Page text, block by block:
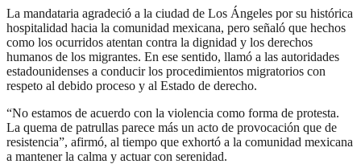
La mandataria agradeció a la ciudad de Los Ángeles por su histórica
hospitalidad hacia la comunidad mexicana, pero señaló que hechos
como los ocurridos atentan contra la dignidad y los derechos
humanos de los migrantes. En ese sentido, llamó a las autoridades
estadounidenses a conducir los procedimientos migratorios con
respeto al debido proceso y al Estado de derecho.
“No estamos de acuerdo con la violencia como forma de protesta.
La quema de patrullas parece más un acto de provocación que de
resistencia”, afirmó, al tiempo que exhortó a la comunidad mexicana
a mantener la calma y actuar con serenidad.